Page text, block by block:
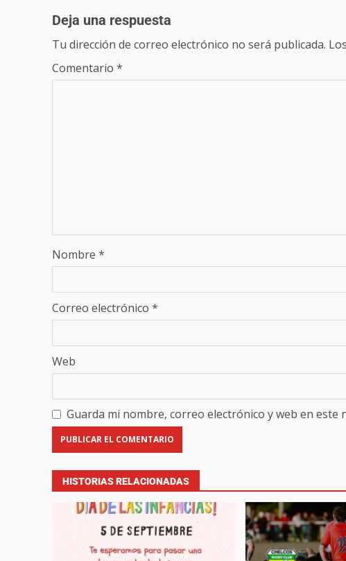
Deja una respuesta
Tu dirección de correo electrónico no será publicada.
Comentario *
Nombre *
Correo electrónico *
Web
Guarda mi nombre, correo electrónico y web en este
HISTORIAS RELACIONADAS